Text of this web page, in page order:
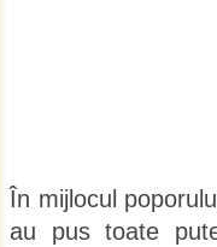
În mijlocul
au pus toate